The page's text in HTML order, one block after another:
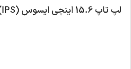
لپ تاپ 15.6 اینچی ایسوس Expert Book B1503CVA Core 7 150U 16GB 512GB SSD INTEL (IPS)